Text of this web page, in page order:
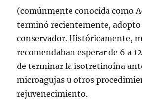
(comúnmente conocida como
terminó recientemente, adopto
conservador. Históricamente,
recomendaban esperar de 6 a
de terminar la isotretinoína
microagujas u otros
rejuvenecimiento.